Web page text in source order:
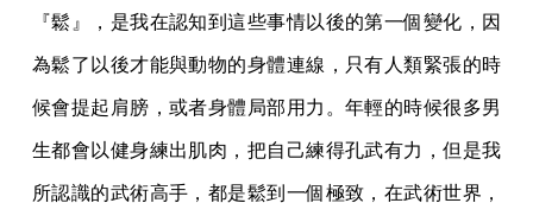
『鬆』，是我在認知到這些事情以後的第一個變化，因
為鬆了以後才能與動物的身體連線，只有人類緊張的時
候會提起肩膀，或者身體局部用力。年輕的時候很多男
生都會以健身練出肌肉，把自己練得孔武有力，但是我
所認識的武術高手，都是鬆到一個極致，在武術世界，